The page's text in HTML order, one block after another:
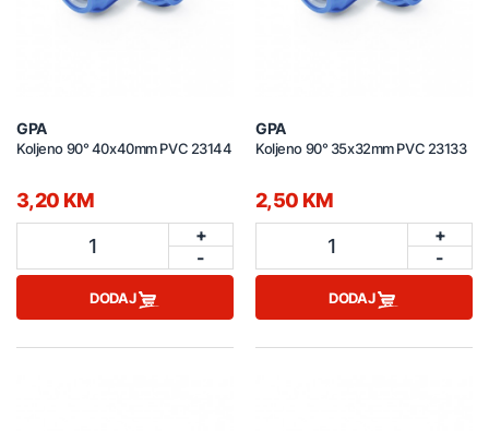
GPA
Koljeno 90° 40x40mm PVC 23144
3,20 KM
1
+
-
DODAJ
GPA
Koljeno 90° 35x32mm PVC 23133
2,50 KM
1
+
-
DODAJ